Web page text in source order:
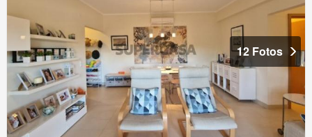
12 Fotos